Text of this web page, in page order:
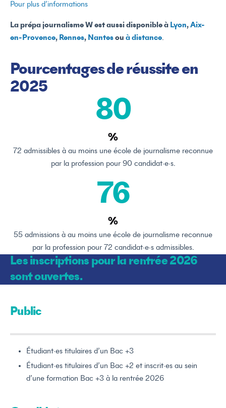
Coachings individuels
Accompagnement pour les épreuves d’admission
Pour plus d’informations
La prépa journalisme W est aussi disponible à Lyon,Aix-
en-Provence, Rennes, Nantesou à distance.
Pourcentages de réussite en
2025
80
%
72 admissibles à au moins une école de journalisme reconnue
par la profession pour 90 candidat·e·s.
76
%
55 admissions à au moins une école de journalisme reconnue
par la profession pour 72 candidat·e·s admissibles.
Les inscriptions pour la rentrée 2026
sont ouvertes.
Public
Étudiant·es titulaires d’un Bac +3
Étudiant·es titulaires d’un Bac +2 et inscrit·es au sein
d’une formation Bac +3 à la rentrée 2026